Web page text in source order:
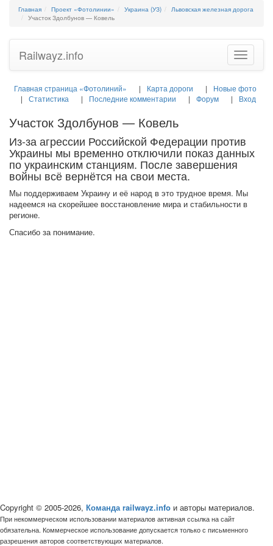
Главная Проект «Фотолинии» Украина (УЗ)
Львовская железная дорога
Участок Здолбунов — Ковель
Toggle
Railwayz.info
Главная страница «Фотолиний» Карта дороги
Новые фото
Статистика
Последние комментарии Форум Вход
Участок Здолбунов — Ковель
Из-за агрессии Российской Федерации против
Украины мы временно отключили показ данных
по украинским станциям. После завершения
войны всё вернётся на свои места.
Мы поддерживаем Украину и её народ в это трудное время. Мы
надеемся на скорейшее восстановление мира и стабильности в
регионе.
Спасибо за понимание.
Copyright © 2005-2026, Команда railwayz.info и авторы материалов.
При некоммерческом использовании материалов активная ссылка на сайт
обязательна. Коммерческое использование допускается только с письменного
разрешения авторов соответствующих материалов.